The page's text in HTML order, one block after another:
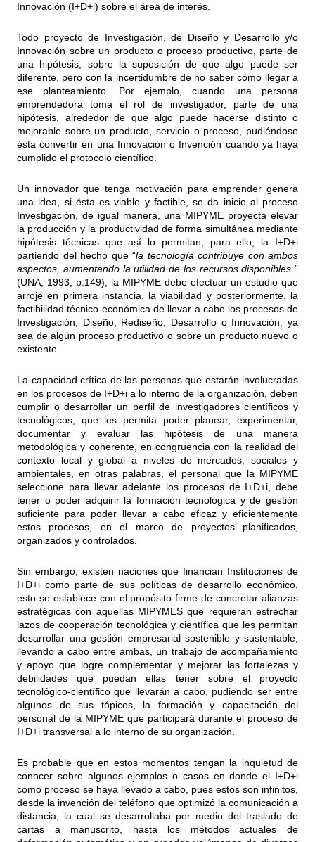
Innovación (I+D+i) sobre el área de interés.
Todo proyecto de Investigación, de Diseño y Desarrollo y/o
Innovación sobre un producto o proceso productivo, parte de
una hipótesis, sobre la suposición de que algo puede ser
diferente, pero con la incertidumbre de no saber cómo llegar a
ese planteamiento. Por ejemplo, cuando una persona
emprendedora toma el rol de investigador, parte de una
hipótesis, alrededor de que algo puede hacerse distinto o
mejorable sobre un producto, servicio o proceso, pudiéndose
ésta convertir en una Innovación o Invención cuando ya haya
cumplido el protocolo científico.
Un innovador que tenga motivación para emprender genera
una idea, si ésta es viable y factible, se da inicio al proceso
Investigación, de igual manera, una MIPYME proyecta elevar
la producción y la productividad de forma simultánea mediante
hipótesis técnicas que así lo permitan, para ello, la I+D+i
partiendo del hecho que “la tecnología contribuye con ambos
aspectos, aumentando la utilidad de los recursos disponibles ”
(UNA, 1993, p.149), la MIPYME debe efectuar un estudio que
arroje en primera instancia, la viabilidad y posteriormente, la
factibilidad técnico-económica de llevar a cabo los procesos de
Investigación, Diseño, Rediseño, Desarrollo o Innovación, ya
sea de algún proceso productivo o sobre un producto nuevo o
existente.
La capacidad crítica de las personas que estarán involucradas
en los procesos de I+D+i a lo interno de la organización, deben
cumplir o desarrollar un perfil de investigadores científicos y
tecnológicos, que les permita poder planear, experimentar,
documentar y evaluar las hipótesis de una manera
metodológica y coherente, en congruencia con la realidad del
contexto local y global a niveles de mercados, sociales y
ambientales, en otras palabras, el personal que la MIPYME
seleccione para llevar adelante los procesos de I+D+i, debe
tener o poder adquirir la formación tecnológica y de gestión
suficiente para poder llevar a cabo eficaz y eficientemente
estos procesos, en el marco de proyectos planificados,
organizados y controlados.
Sin embargo, existen naciones que financian Instituciones de
I+D+i como parte de sus políticas de desarrollo económico,
esto se establece con el propósito firme de concretar alianzas
estratégicas con aquellas MIPYMES que requieran estrechar
lazos de cooperación tecnológica y científica que les permitan
desarrollar una gestión empresarial sostenible y sustentable,
llevando a cabo entre ambas, un trabajo de acompañamiento
y apoyo que logre complementar y mejorar las fortalezas y
debilidades que puedan ellas tener sobre el proyecto
tecnológico-científico que llevarán a cabo, pudiendo ser entre
algunos de sus tópicos, la formación y capacitación del
personal de la MIPYME que participará durante el proceso de
I+D+i transversal a lo interno de su organización.
Es probable que en estos momentos tengan la inquietud de
conocer sobre algunos ejemplos o casos en donde el I+D+i
como proceso se haya llevado a cabo, pues estos son infinitos,
desde la invención del teléfono que optimizó la comunicación a
distancia, la cual se desarrollaba por medio del traslado de
cartas a manuscrito, hasta los métodos actuales de